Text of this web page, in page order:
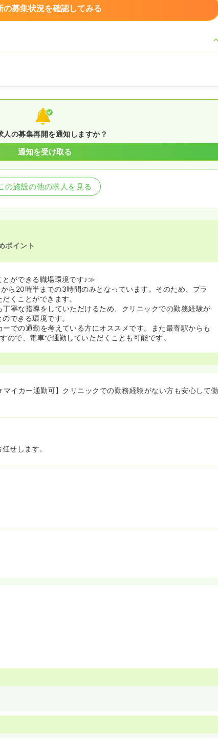
の募集状況を確認してみる
人の募集再開を通知しますか？
通知を受け取る
の施設の他の求人を見る
ポイント
ができる職場環境です♪≫
ら20時半までの3時間のみとなっています。そのため、プラ
くことができます。
寧な指導をしていただけるため、クリニックでの勤務経験が
できる環境です。
での通勤を考えている方にオススメです。また最寄駅からも
ので、電車で通勤していただくことも可能です。
イカー通勤可】クリニックでの勤務経験がない方も安心して働
せします。